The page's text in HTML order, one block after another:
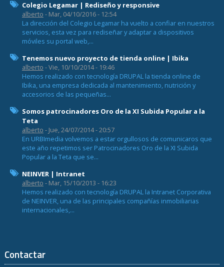
Colegio Legamar | Rediseño y responsive
alberto - Mar, 04/10/2016 - 12:54
La dirección del Colegio Legamar ha vuelto a confiar en nuestros
servicios, esta vez para rediseñar y adaptar a dispositivos
móviles su portal web,...
Tenemos nuevo proyecto de tienda online | Ibika
alberto - Vie, 10/10/2014 - 19:46
Hemos realizado con tecnología DRUPAL la tienda online de
Ibika, una empresa dedicada al mantenimiento, nutrición y
accesorios de las pequeñas...
Somos patrocinadores Oro de la XI Subida Popular a la
Teta
alberto - Jue, 24/07/2014 - 20:57
En URBImedia volvemos a estar orgullosos de comunicaros que
este año repetimos ser Patrocinadores Oro de la XI Subida
Popular a la Teta que se...
NEINVER | Intranet
alberto - Mar, 15/10/2013 - 16:23
Hemos realizado con tecnología DRUPAL la Intranet Corporativa
de NEINVER, una de las principales compañías inmobiliarias
internacionales,...
Contactar